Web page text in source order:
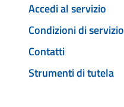
Accedi al servizio
Condizioni di servizio
Contatti
Strumenti di tutela